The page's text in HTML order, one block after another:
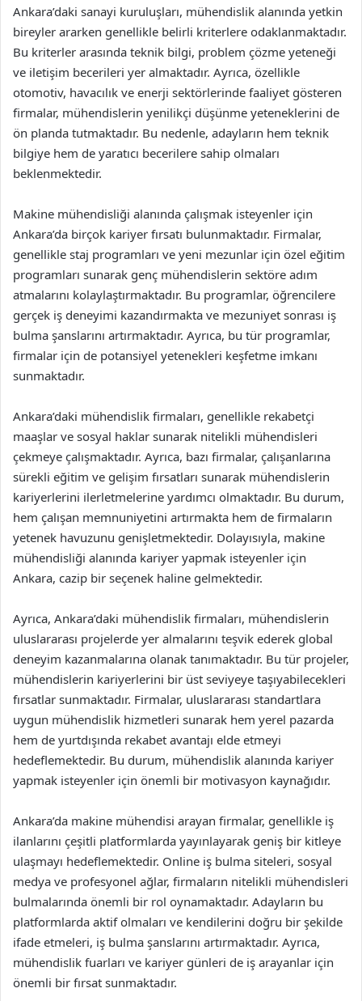
Ankara’daki sanayi kuruluşları, mühendislik alanında yetkin
bireyler ararken genellikle belirli kriterlere odaklanmaktadır.
Bu kriterler arasında teknik bilgi, problem çözme yeteneği
ve iletişim becerileri yer almaktadır. Ayrıca, özellikle
otomotiv, havacılık ve enerji sektörlerinde faaliyet gösteren
firmalar, mühendislerin yenilikçi düşünme yeteneklerini de
ön planda tutmaktadır. Bu nedenle, adayların hem teknik
bilgiye hem de yaratıcı becerilere sahip olmaları
beklenmektedir.
Makine mühendisliği alanında çalışmak isteyenler için
Ankara’da birçok kariyer fırsatı bulunmaktadır. Firmalar,
genellikle staj programları ve yeni mezunlar için özel eğitim
programları sunarak genç mühendislerin sektöre adım
atmalarını kolaylaştırmaktadır. Bu programlar, öğrencilere
gerçek iş deneyimi kazandırmakta ve mezuniyet sonrası iş
bulma şanslarını artırmaktadır. Ayrıca, bu tür programlar,
firmalar için de potansiyel yetenekleri keşfetme imkanı
sunmaktadır.
Ankara’daki mühendislik firmaları, genellikle rekabetçi
maaşlar ve sosyal haklar sunarak nitelikli mühendisleri
çekmeye çalışmaktadır. Ayrıca, bazı firmalar, çalışanlarına
sürekli eğitim ve gelişim fırsatları sunarak mühendislerin
kariyerlerini ilerletmelerine yardımcı olmaktadır. Bu durum,
hem çalışan memnuniyetini artırmakta hem de firmaların
yetenek havuzunu genişletmektedir. Dolayısıyla, makine
mühendisliği alanında kariyer yapmak isteyenler için
Ankara, cazip bir seçenek haline gelmektedir.
Ayrıca, Ankara’daki mühendislik firmaları, mühendislerin
uluslararası projelerde yer almalarını teşvik ederek global
deneyim kazanmalarına olanak tanımaktadır. Bu tür projeler,
mühendislerin kariyerlerini bir üst seviyeye taşıyabilecekleri
fırsatlar sunmaktadır. Firmalar, uluslararası standartlara
uygun mühendislik hizmetleri sunarak hem yerel pazarda
hem de yurtdışında rekabet avantajı elde etmeyi
hedeflemektedir. Bu durum, mühendislik alanında kariyer
yapmak isteyenler için önemli bir motivasyon kaynağıdır.
Ankara’da makine mühendisi arayan firmalar, genellikle iş
ilanlarını çeşitli platformlarda yayınlayarak geniş bir kitleye
ulaşmayı hedeflemektedir. Online iş bulma siteleri, sosyal
medya ve profesyonel ağlar, firmaların nitelikli mühendisleri
bulmalarında önemli bir rol oynamaktadır. Adayların bu
platformlarda aktif olmaları ve kendilerini doğru bir şekilde
ifade etmeleri, iş bulma şanslarını artırmaktadır. Ayrıca,
mühendislik fuarları ve kariyer günleri de iş arayanlar için
önemli bir fırsat sunmaktadır.